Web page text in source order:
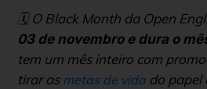
🗓️ O Black Month da Open
03 de novembro e dura o
tem um mês inteiro com
tirar as metas de vida do papel